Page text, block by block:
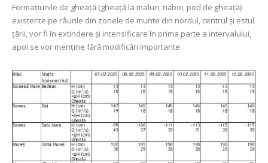
Formațiunile de gheață (gheață la maluri, năboi, pod de gheață)
existente pe râurile din zonele de munte din nordul, centrul şi estul
țării, vor fi în extindere şi intensificare în prima parte a intervalului,
apoi se vor menține fără modificări importante.